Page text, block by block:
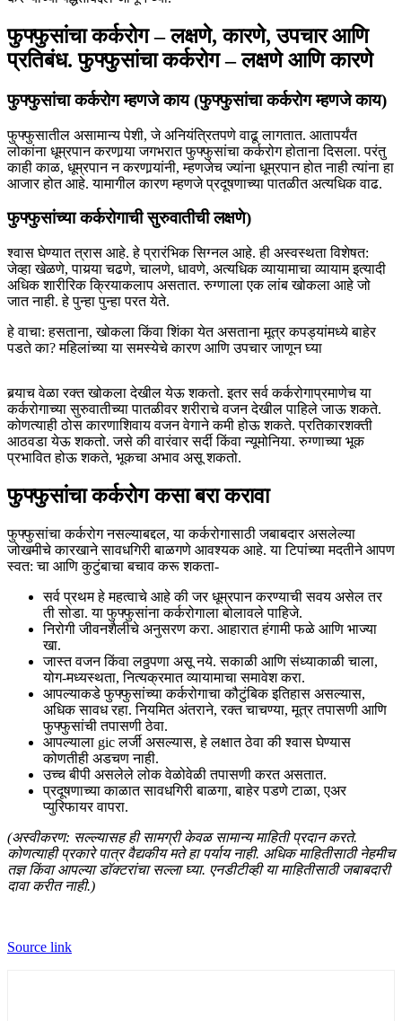
फुफ्फुसांचा कर्करोग – लक्षणे, कारणे, उपचार आणि
प्रतिबंध. फुफ्फुसांचा कर्करोग – लक्षणे आणि कारणे
फुफ्फुसांचा कर्करोग म्हणजे काय (फुफ्फुसांचा कर्करोग म्हणजे काय)
फुफ्फुसातील असामान्य पेशी, जे अनियंत्रितपणे वाढू लागतात. आतापर्यंत
लोकांना धूम्रपान करणार्‍या जगभरात फुफ्फुसांचा कर्करोग होताना दिसला. परंतु
काही काळ, धूम्रपान न करणार्‍यांनी, म्हणजेच ज्यांना धूम्रपान होत नाही त्यांना हा
आजार होत आहे. यामागील कारण म्हणजे प्रदूषणाच्या पातळीत अत्यधिक वाढ.
फुफ्फुसांच्या कर्करोगाची सुरुवातीची लक्षणे)
श्वास घेण्यात त्रास आहे. हे प्रारंभिक सिग्नल आहे. ही अस्वस्थता विशेषत:
जेव्हा खेळणे, पायर्‍या चढणे, चालणे, धावणे, अत्यधिक व्यायामाचा व्यायाम इत्यादी
अधिक शारीरिक क्रियाकलाप असतात. रुग्णाला एक लांब खोकला आहे जो
जात नाही. हे पुन्हा पुन्हा परत येते.
हे वाचा: हसताना, खोकला किंवा शिंका येत असताना मूत्र कपड्यांमध्ये बाहेर
पडते का? महिलांच्या या समस्येचे कारण आणि उपचार जाणून घ्या
बर्‍याच वेळा रक्त खोकला देखील येऊ शकतो. इतर सर्व कर्करोगाप्रमाणेच या
कर्करोगाच्या सुरुवातीच्या पातळीवर शरीराचे वजन देखील पाहिले जाऊ शकते.
कोणत्याही ठोस कारणाशिवाय वजन वेगाने कमी होऊ शकते. प्रतिकारशक्ती
आठवडा येऊ शकतो. जसे की वारंवार सर्दी किंवा न्यूमोनिया. रुग्णाच्या भूक
प्रभावित होऊ शकते, भूकचा अभाव असू शकतो.
फुफ्फुसांचा कर्करोग कसा बरा करावा
फुफ्फुसांचा कर्करोग नसल्याबद्दल, या कर्करोगासाठी जबाबदार असलेल्या
जोखमीचे कारखाने सावधगिरी बाळगणे आवश्यक आहे. या टिपांच्या मदतीने आपण
स्वत: चा आणि कुटुंबाचा बचाव करू शकता-
सर्व प्रथम हे महत्वाचे आहे की जर धूम्रपान करण्याची सवय असेल तर
ती सोडा. या फुफ्फुसांना कर्करोगाला बोलावले पाहिजे.
निरोगी जीवनशैलीचे अनुसरण करा. आहारात हंगामी फळे आणि भाज्या
खा.
जास्त वजन किंवा लठ्ठपणा असू नये. सकाळी आणि संध्याकाळी चाला,
योग-मध्यस्थता, नित्यक्रमात व्यायामाचा समावेश करा.
आपल्याकडे फुफ्फुसांच्या कर्करोगाचा कौटुंबिक इतिहास असल्यास,
अधिक सावध रहा. नियमित अंतराने, रक्त चाचण्या, मूत्र तपासणी आणि
फुफ्फुसांची तपासणी ठेवा.
आपल्याला gic लर्जी असल्यास, हे लक्षात ठेवा की श्वास घेण्यास
कोणतीही अडचण नाही.
उच्च बीपी असलेले लोक वेळोवेळी तपासणी करत असतात.
प्रदूषणाच्या काळात सावधगिरी बाळगा, बाहेर पडणे टाळा, एअर
प्युरिफायर वापरा.
(अस्वीकरण: सल्ल्यासह ही सामग्री केवळ सामान्य माहिती प्रदान करते.
कोणत्याही प्रकारे पात्र वैद्यकीय मते हा पर्याय नाही. अधिक माहितीसाठी नेहमीच
तज्ञ किंवा आपल्या डॉक्टरांचा सल्ला घ्या. एनडीटीव्ही या माहितीसाठी जबाबदारी
दावा करीत नाही.)
Source link